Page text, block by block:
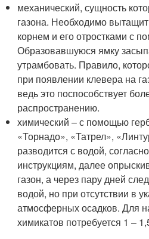
механический, сущность
газона. Необходимо
корнем и его отростками с
Образовавшуюся ямку
утрамбовать. Правило,
при появлении клевера на
ведь это поспособствует
распространению.
химический – с помощью
«Торнадо», «Татрел»,
разводится с водой,
инструкциям, далее
газон, а через пару дней
водой, но при отсутствии в
атмосферных осадков. Для
химикатов потребуется 1 –